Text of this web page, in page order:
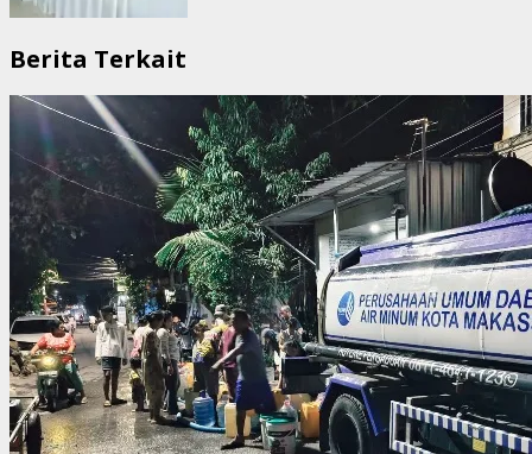
Berita Terkait